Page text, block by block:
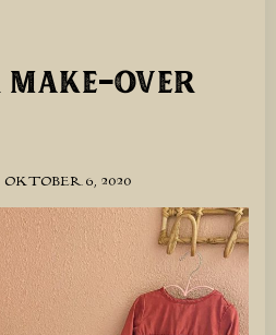
MAKE-OVER
OKTOBER 6, 2020